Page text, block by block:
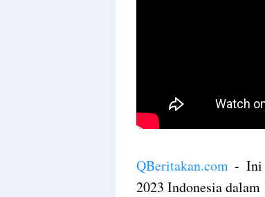
QBeritakan.com - Ini
2023 Indonesia